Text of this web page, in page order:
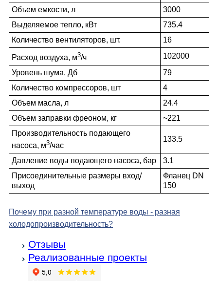
Объем емкости, л
3000
Выделяемое тепло, кВт
735.4
Количество вентиляторов, шт.
16
Расход воздуха, м3/ч
102000
Уровень шума, Дб
79
Количество компрессоров, шт
4
Объем масла, л
24.4
Объем заправки фреоном, кг
~221
Производительность подающего
насоса, м3/час
133.5
Давление воды подающего насоса, бар
3.1
Присоединительные размеры вход/
выход
Фланец DN
150
Почему при разной температуре воды - разная
холодо­производительность?
Отзывы
Реализованные проекты